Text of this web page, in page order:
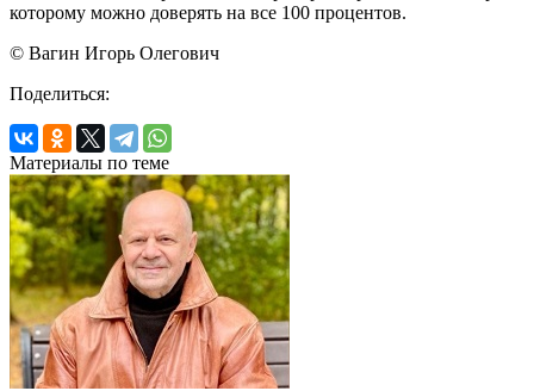
которому можно доверять на все 100 процентов.
© Вагин Игорь Олегович
Поделиться:
Материалы по теме